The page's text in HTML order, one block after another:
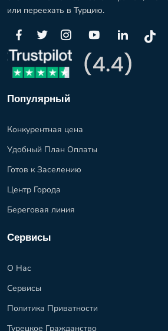
или переехать в Турцию.
Популярный
Конкурентная цена
Удобный План Оплаты
Готов к Заселению
Центр Города
Береговая линия
Сервисы
О Нас
Сервисы
Политика Приватности
Турецкое Гражданство